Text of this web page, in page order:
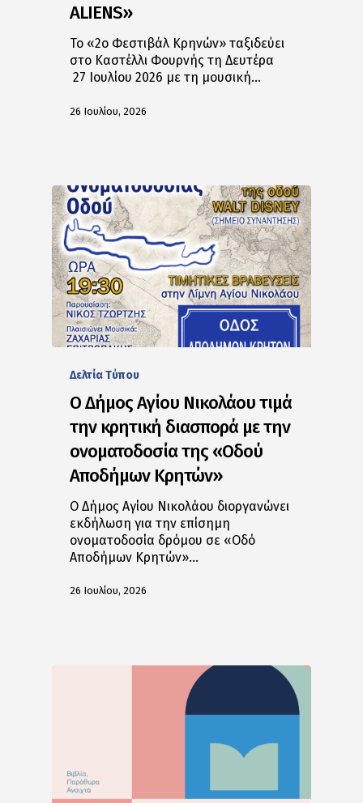
ALIENS»
Το «2ο Φεστιβάλ Κρηνών» ταξιδεύει
στο Καστέλλι Φουρνής τη Δευτέρα
27 Ιουλίου 2026 με τη μουσική…
26 Ιουλίου, 2026
Δελτία Tύπου
Ο Δήμος Αγίου Νικολάου τιμά
την κρητική διασπορά με την
ονοματοδοσία της «Οδού
Αποδήμων Κρητών»
Ο Δήμος Αγίου Νικολάου διοργανώνει
εκδήλωση για την επίσημη
ονοματοδοσία δρόμου σε «Οδό
Αποδήμων Κρητών»…
26 Ιουλίου, 2026